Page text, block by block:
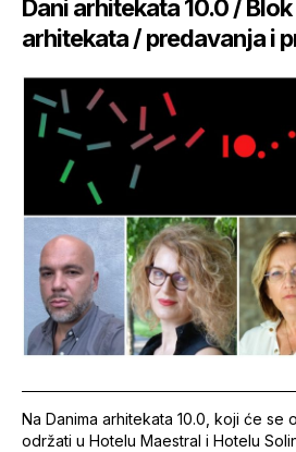
Dani arhitekata 10.0 /
arhitekata / predavanja i
Na Danima arhitekata 10.0, koji će se
održati u Hotelu Maestral i Hotelu